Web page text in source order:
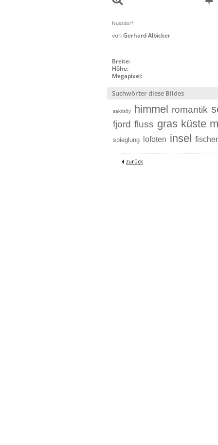
Nussdorf
vonGerhard Albicker
Breite:
Höhe:
Megapixel:
Suchwörter diese Bildes
sakrisöy himmel romantik
fjord fluss gras küste
spieglung lofoten insel
zurück